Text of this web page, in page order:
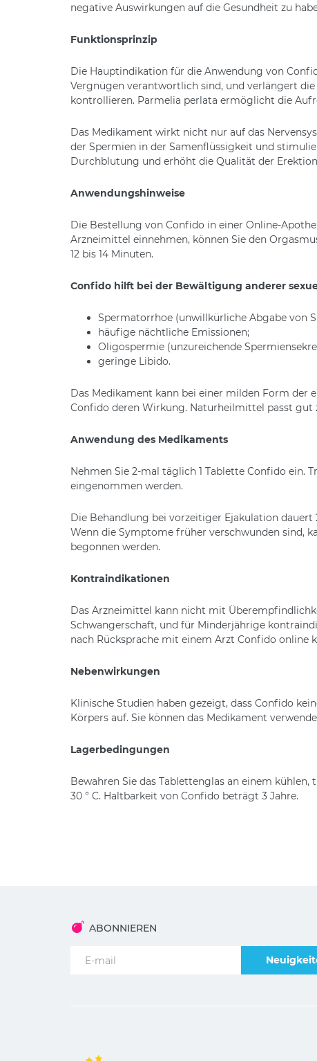
negative Auswirkungen auf die Gesundheit zu
Funktionsprinzip
Die Hauptindikation für die Anwendung von
Vergnügen verantwortlich sind, und verlängert
kontrollieren. Parmelia perlata ermöglicht die
Das Medikament wirkt nicht nur auf das
der Spermien in der Samenflüssigkeit und
Durchblutung und erhöht die Qualität der
Anwendungshinweise
Die Bestellung von Confido in einer Online-
Arzneimittel einnehmen, können Sie den
12 bis 14 Minuten.
Confido hilft bei der Bewältigung anderer
Spermatorrhoe (unwillkürliche Abgabe von
häufige nächtliche Emissionen;
Oligospermie (unzureichende
geringe Libido.
Das Medikament kann bei einer milden Form der
Confido deren Wirkung. Naturheilmittel passt gut
Anwendung des Medikaments
Nehmen Sie 2-mal täglich 1 Tablette Confido ein.
eingenommen werden.
Die Behandlung bei vorzeitiger Ejakulation
Wenn die Symptome früher verschwunden sind,
begonnen werden.
Kontraindikationen
Das Arzneimittel kann nicht mit
Schwangerschaft, und für Minderjährige
nach Rücksprache mit einem Arzt Confido online
Nebenwirkungen
Klinische Studien haben gezeigt, dass Confido
Körpers auf. Sie können das Medikament
Lagerbedingungen
Bewahren Sie das Tablettenglas an einem
30 ° C. Haltbarkeit von Confido beträgt 3 Jahre.
ABONNIEREN